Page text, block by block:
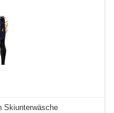
Skiunterwäsche